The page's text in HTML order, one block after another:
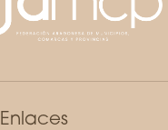
Enlaces